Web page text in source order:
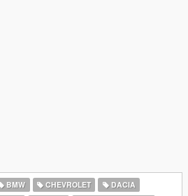
BMW CHEVROLET
DACIA